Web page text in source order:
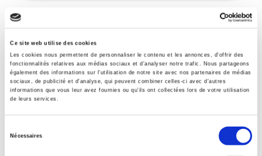
Ce site web utilise des cookies
Les cookies nous permettent de personnaliser le contenu et les annonces, d'offrir des
fonctionnalités relatives aux médias sociaux et d'analyser notre trafic. Nous partageons
également des informations sur l'utilisation de notre site avec nos partenaires de médias
sociaux, de publicité et d'analyse, qui peuvent combiner celles-ci avec d'autres
informations que vous leur avez fournies ou qu'ils ont collectées lors de votre utilisation
de leurs services.
Nécessaires
Le bilan d'Obama